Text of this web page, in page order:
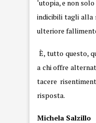
‘utopia, e non
indicibili tagli alla
ulteriore
È, tutto questo,
a chi offre
tacere
risposta.
Michela Salzillo